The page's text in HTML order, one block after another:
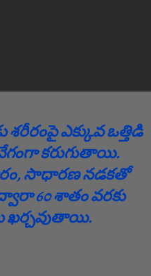
ఎక్కువ ఒత్తిడి
కరుగుతాయి.
సాధారణ నడకతో
60 శాతం వరకు
ఎక్కువ క్యాలరీలు ఖర్చవుతాయి.